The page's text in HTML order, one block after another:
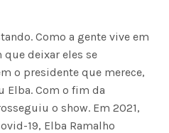
Como a gente vive em
deixar eles se
o presidente que merece,
Elba. Com o fim da
o show. Em 2021,
19, Elba Ramalho